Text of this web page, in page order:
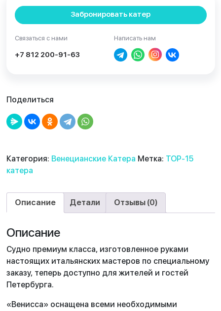
Забронировать катер
Связаться с нами
+7 812 200-91-63
Написать нам
Поделиться
Категория: Венецианские Катера Метка: TOP-15
катера
Описание Детали Отзывы (0)
Описание
Судно премиум класса, изготовленное руками
настоящих итальянских мастеров по специальному
заказу, теперь доступно для жителей и гостей
Петербурга.
«Венисса» оснащена всеми необходимыми